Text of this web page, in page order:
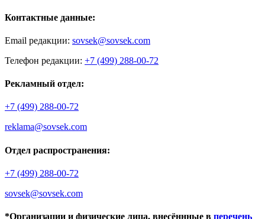
Контактные данные:
Email редакции: sovsek@sovsek.com
Телефон редакции: +7 (499) 288-00-72
Рекламный отдел:
+7 (499) 288-00-72
reklama@sovsek.com
Отдел распространения:
+7 (499) 288-00-72
sovsek@sovsek.com
*Организации и физические лица, внесённные в перечень